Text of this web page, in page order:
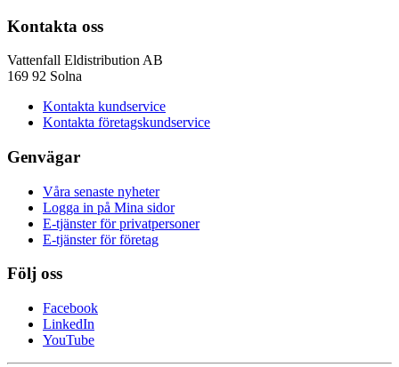
Kontakta oss
Vattenfall Eldistribution AB
169 92 Solna
Kontakta kundservice
Kontakta företagskundservice
Genvägar
Våra senaste nyheter
Logga in på Mina sidor
E-tjänster för privatpersoner
E-tjänster för företag
Följ oss
Facebook
LinkedIn
YouTube